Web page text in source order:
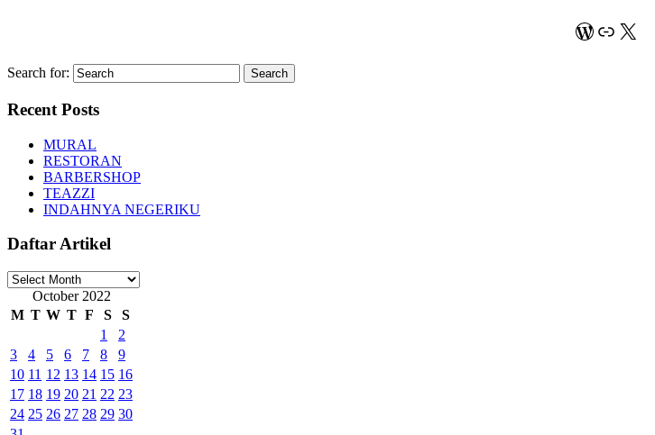
WordPress
Link
X
Search for:
Recent Posts
MURAL
RESTORAN
BARBERSHOP
TEAZZI
INDAHNYA NEGERIKU
Daftar Artikel
Daftar
ArtikelOctober 2022
M T W T F S
S
1
2
3
4 5 6 7 8
9
10 11 12 13 14 15 16
17 18 19 20 21 22 23
24 25 26 27 28 29 30